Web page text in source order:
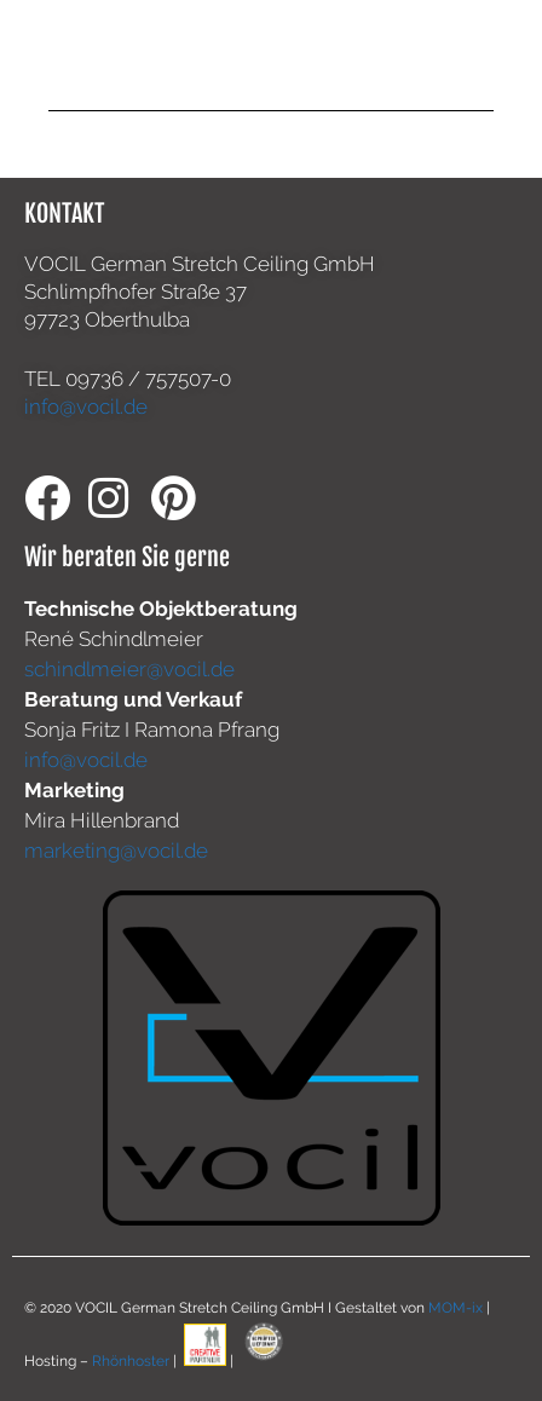
KONTAKT
VOCIL German Stretch Ceiling GmbH
Schlimpfhofer Straße 37
97723 Oberthulba
TEL 09736 / 757507-0
info@vocil.de
Wir beraten Sie gerne
Technische Objektberatung
René Schindlmeier
schindlmeier@vocil.de
Beratung und Verkauf
Sonja Fritz I Ramona Pfrang
info@vocil.de
Marketing
Mira Hillenbrand
marketing@vocil.de
© 2020 VOCIL German Stretch Ceiling GmbH I Gestaltet von MOM-ix |
Hosting – Rhönhoster | |